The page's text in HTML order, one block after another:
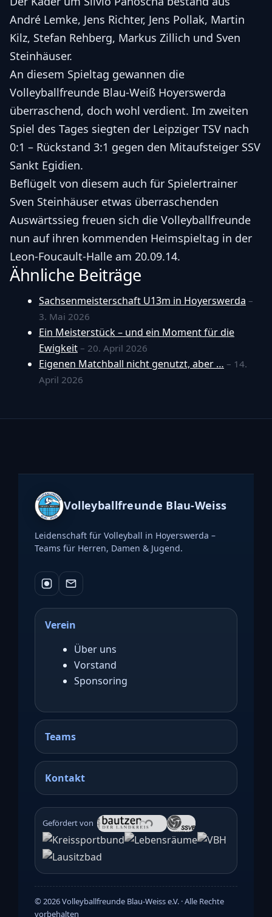
André Lemke, Jens Richter, Jens Pollak, Martin
Kilz, Stefan Rehberg, Markus Zillich und Sven
Steinhäuser.
An diesem Spieltag gewannen die
Volleyballfreunde Blau-Weiß Hoyerswerda
überraschend, doch wohl verdient. Im zweiten
Spiel des Tages siegten der Leipziger TSV nach
0:1 – Rückstand 3:1 gegen den Mitaufsteiger SSV
Sankt Egidien.
Beflügelt von diesem auch für Spielertrainer
Sven Steinhäuser etwas überraschenden
Auswärtssieg freuen sich die Volleyballfreunde
nun auf ihren kommenden Heimspieltag in der
Leon-Foucault-Halle am 20.09.14.
Ähnliche Beiträge
Sachsenmeisterschaft U13m in Hoyerswerda –
3. Mai 2026
Ein Meisterstück – und ein Moment für die
Ewigkeit – 20. April 2026
Eigenen Matchball nicht genutzt, aber … – 14.
April 2026
Volleyballfreunde Blau-Weiss
Leidenschaft für Volleyball in Hoyerswerda –
Teams für Herren, Damen & Jugend.
Verein
Über uns
Vorstand
Sponsoring
Teams
Kontakt
Gefördert von
© 2026Volleyballfreunde Blau-Weiss e.V. · Alle Rechte
vorbehalten